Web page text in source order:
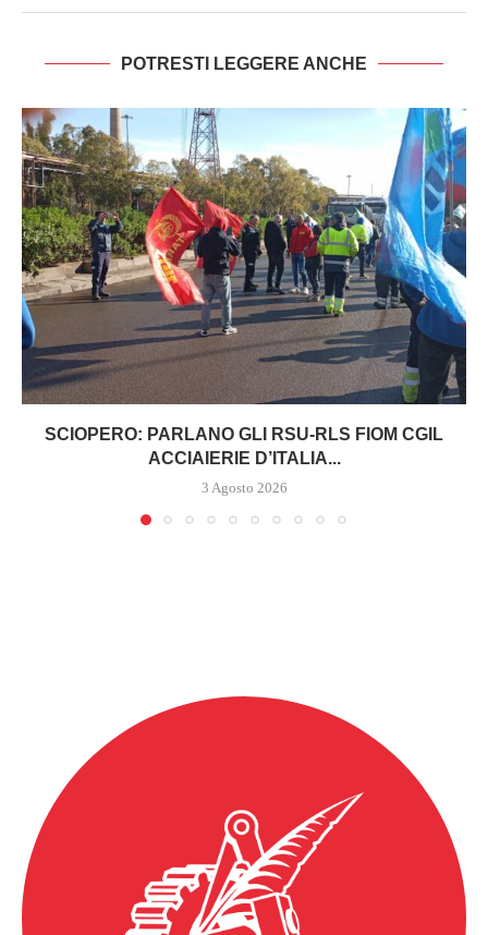
POTRESTI LEGGERE ANCHE
SCIOPERO: PARLANO GLI RSU-RLS FIOM CGIL
ACCIAIERIE D’ITALIA...
3 Agosto 2026